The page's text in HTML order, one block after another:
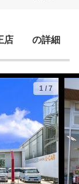
王店 の詳細
1 / 7